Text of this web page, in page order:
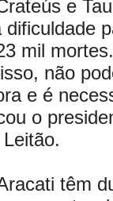
e
mil
não
e é
o
têm